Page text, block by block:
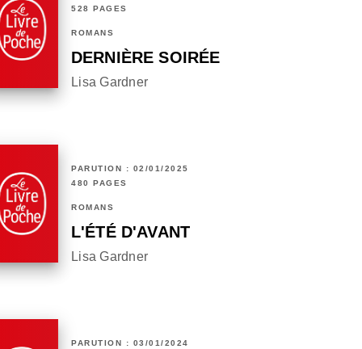
528 PAGES
ROMANS
DERNIÈRE SOIRÉE
Lisa Gardner
PARUTION : 02/01/2025
480 PAGES
ROMANS
L'ÉTÉ D'AVANT
Lisa Gardner
PARUTION : 03/01/2024